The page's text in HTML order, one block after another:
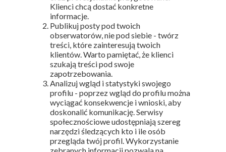
Klienci chcą dostać konkretne
informacje.
Publikuj posty pod twoich
obserwatorów, nie pod siebie - twórz
treści, które zainteresują twoich
klientów. Warto pamiętać, że klienci
szukają treści pod swoje
zapotrzebowania.
Analizuj wgląd i statystyki swojego
profilu - poprzez wgląd do profilu można
wyciągać konsekwencje i wnioski, aby
doskonalić komunikację. Serwisy
społecznościowe udostępniają szereg
narzędzi śledzących kto i ile osób
przegląda twój profil. Wykorzystanie